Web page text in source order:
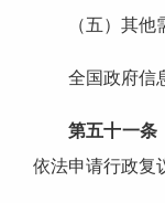
（五）其他需
全国政府信息
第五十一条
依法申请行政复